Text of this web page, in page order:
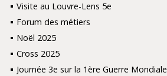
Visite au Louvre-Lens 5e
Forum des métiers
Noël 2025
Cross 2025
Journée 3e sur la 1ère Guerre Mondiale